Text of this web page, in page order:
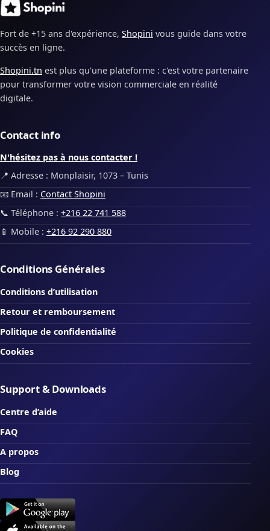
Fort de +15 ans d'expérience, Shopini vous guide dans votre
succès en ligne.
Shopini.tn est plus qu'une plateforme : c'est votre partenaire
pour transformer votre vision commerciale en réalité
digitale.
Contact info
N'hésitez pas à nous contacter !
📍 Adresse : Monplaisir, 1073 – Tunis
📧 Email : Contact Shopini
📞 Téléphone : +216 22 741 588
📱 Mobile : +216 92 290 880
Conditions Générales
Conditions d’utilisation
Retour et remboursement
Politique de confidentialité
Cookies
Support & Downloads
Centre d’aide
FAQ
A propos
Blog